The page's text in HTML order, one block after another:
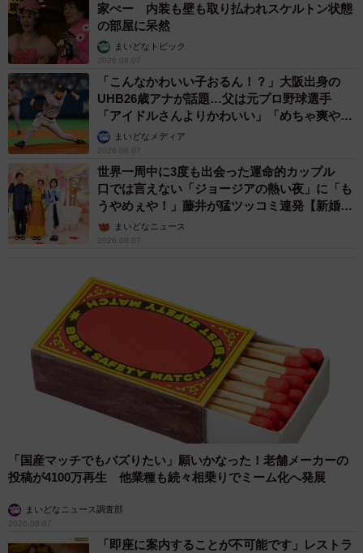
家ぺー 内装も壁も取り払われスケルトン状態
の部屋に呆然
まいどなトピック
2026.08.07
「こんなかわいい子おるん！？」大阪出身の
UHB26歳アナが話題…父は元プロ野球選手
「アイドルさんよりかわいい」「めちゃ爽や
か」まいどなメディア
2026.08.07
世界一周中に3度も出会った運命的カップル
口では言えない「ジョージアの熱い夜」に「も
うやめぇや！」藤井が猛ツッコミ連発【新婚さ
ん】まいどなニュース
2026.08.07
「国産マッチでもバズりたい」願いかなった！老舗メーカーの
投稿が4100万再生 他業種も続々相乗りでミーム化へ発展
まいどなニュース調査部
2026.08.07
「即座に案内することが不可能です」レストラ